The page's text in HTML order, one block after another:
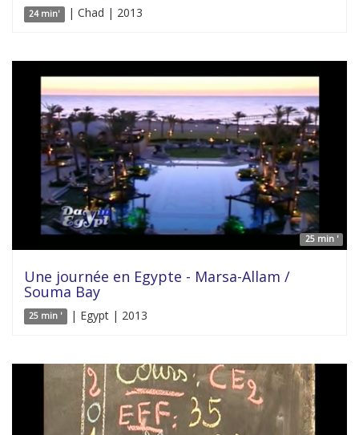
24 min' | Chad | 2013
25 min '
Une journée en Egypte - Marsa-Allam /
Souma Bay
25 min ' | Egypt | 2013